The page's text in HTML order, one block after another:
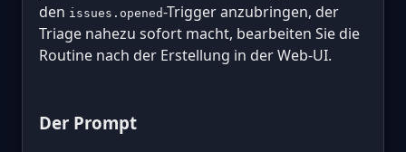
den issues.opened-Trigger anzubringen, der
Triage nahezu sofort macht, bearbeiten Sie die
Routine nach der Erstellung in der Web-UI.
Der Prompt